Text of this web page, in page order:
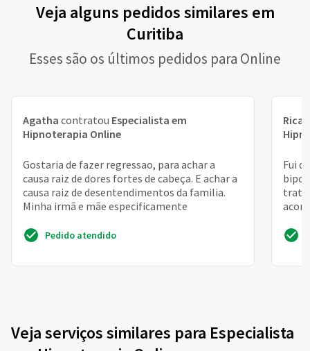
Veja alguns pedidos similares em
Curitiba
Esses são os últimos pedidos para Online
Agatha contratou Especialista em
Hipnoterapia Online
Gostaria de fazer regressao, para achar a
causa raiz de dores fortes de cabeça. E achar a
causa raiz de desentendimentos da familia.
Minha irmã e mãe especificamente
Pedido atendido
Fui
Veja serviços similares para Especialista